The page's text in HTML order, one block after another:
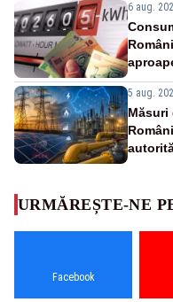
6 aug.
5 aug.
Măsuri
URMĂREȘTE-NE
Facebook